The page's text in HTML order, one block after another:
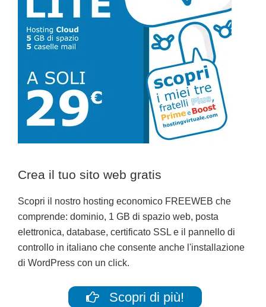
Crea il tuo sito web gratis
Scopri il nostro hosting economico FREEWEB che
comprende: dominio, 1 GB di spazio web, posta
elettronica, database, certificato SSL e il pannello di
controllo in italiano che consente anche l'installazione
di WordPress con un click.
Scopri di più!